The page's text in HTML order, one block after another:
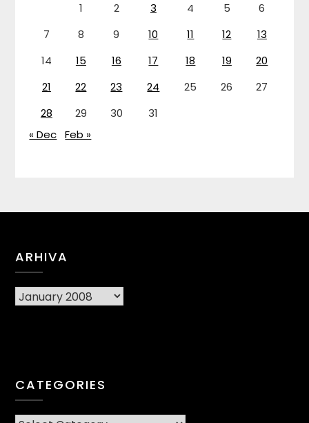
1
2 3 4 5
6
7
8 9 10 11 12
13
14
15 16 17 18 19
20
21
22 23 24 25 26
27
28
29 30
31
« Dec Feb »
ARHIVA
Arhiva
CATEGORIES